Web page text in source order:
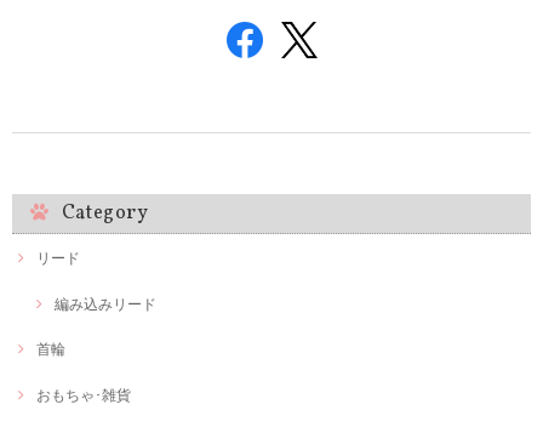
Category
リード
編み込みリード
首輪
おもちゃ･雑貨